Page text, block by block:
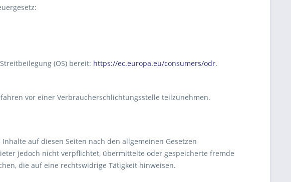
(OS) bereit: https://ec.europa.eu/consumers/odr.
vor einer Verbraucherschlichtungsstelle teilzunehmen.
auf diesen Seiten nach den allgemeinen Gesetzen
jedoch nicht verpflichtet, übermittelte oder gespeicherte fremde
die auf eine rechtswidrige Tätigkeit hinweisen.